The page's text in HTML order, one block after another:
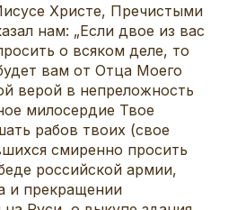
Христе, Пречистыми
нам: „Если двое из вас
о всяком деле, то
вам от Отца Моего
верой в непреложность
милосердие Твое
рабов твоих (свое
смиренно просить
российской армии,
и прекращении